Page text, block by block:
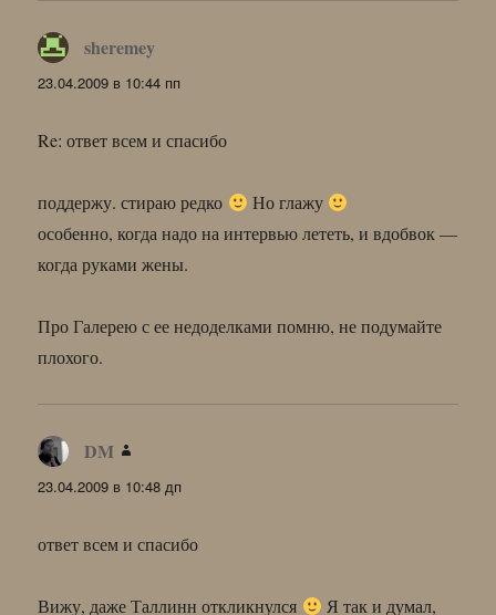
sheremey
23.04.2009 в 10:44 пп
Re: ответ всем и спасибо
поддержу. стираю редко
Но глажу
особенно, когда надо на интервью лететь, и вдобвок —
когда руками жены.
Про Галерею с ее недоделками помню, не подумайте
плохого.
DM
23.04.2009 в 10:48 дп
ответ всем и спасибо
Вижу, даже Таллинн откликнулся Я так и думал,